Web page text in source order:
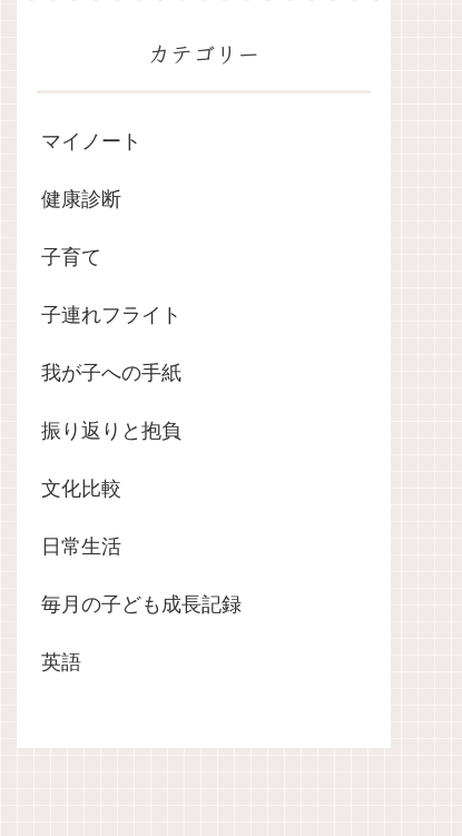
カテゴリー
マイノート
健康診断
子育て
子連れフライト
我が子への手紙
振り返りと抱負
文化比較
日常生活
毎月の子ども成長記録
英語